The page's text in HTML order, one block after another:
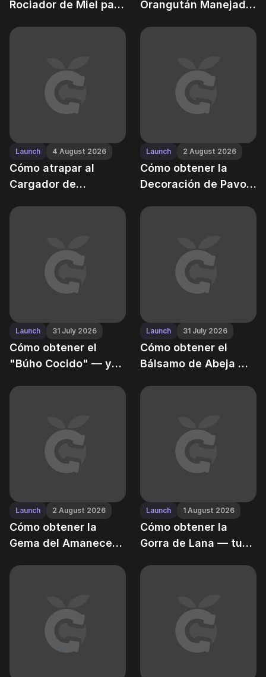
Rociador de Miel para
Orangután Manejador
reputación depende
Launch 4 August 2026
Cómo atrapar al
Cargador de
Launch 2 August 2026
Cómo obtener la
Decoración de Pavo
de reputación
Launch 31 July 2026
Cómo obtener el
"Búho Cocido" — y
morderlo
Launch 31 July 2026
Cómo obtener el
Bálsamo de Abeja —
Grow a Garden
Launch 2 August 2026
Cómo obtener la
Gema del Amanecer
potenciadores
Launch 1 August 2026
Cómo obtener la
Gorra de Lana — tu
de velocidad de